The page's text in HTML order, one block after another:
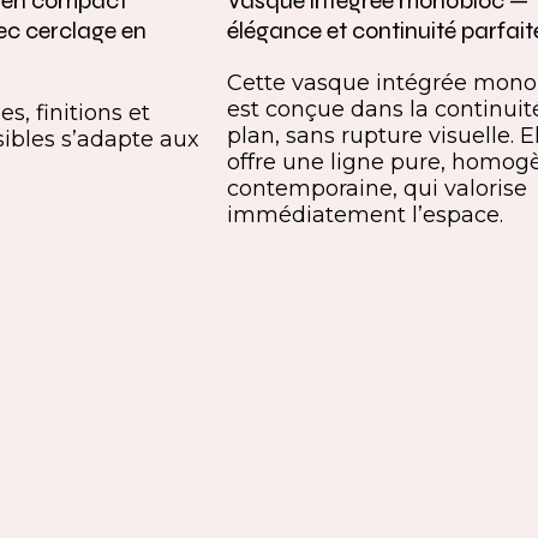
cerclage en
finitions et
s’adapte aux
élégance et continuité
Cette vasque intégrée
est conçue dans la
plan, sans rupture visuelle.
offre une ligne pure,
contemporaine, qui valorise
immédiatement l’espace.